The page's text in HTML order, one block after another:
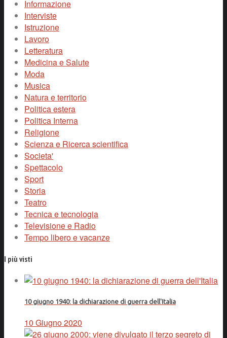
Informazione
Interviste
Istruzione
Lavoro
Letteratura
Medicina e Salute
Moda
Musica
Natura e territorio
Politica estera
Politica Interna
Religione
Scienza e Ricerca scientifica
Societa'
Spettacolo
Sport
Storia
Teatro
Tecnica e tecnologia
Televisione e Radio
Tempo libero e vacanze
I più visti
10 giugno 1940: la dichiarazione di guerra dell'Italia
10 Giugno 2020